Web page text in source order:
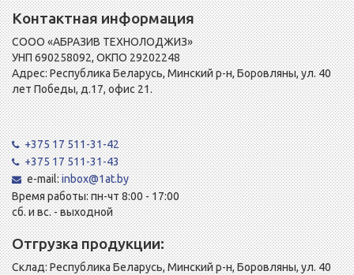
Контактная информация
СООО «АБРАЗИВ ТЕХНОЛОДЖИЗ»
УНП 690258092, ОКПО 29202248
Адрес: Республика Беларусь, Минский р-н, Боровляны, ул. 40
лет Победы, д.17, офис 21.
+375 17 511-31-42
+375 17 511-31-43
e-mail:inbox@1at.by
Время работы: пн-чт 8:00 - 17:00
сб. и вс. - выходной
Отгрузка продукции:
Склад: Республика Беларусь, Минский р-н, Боровляны, ул. 40